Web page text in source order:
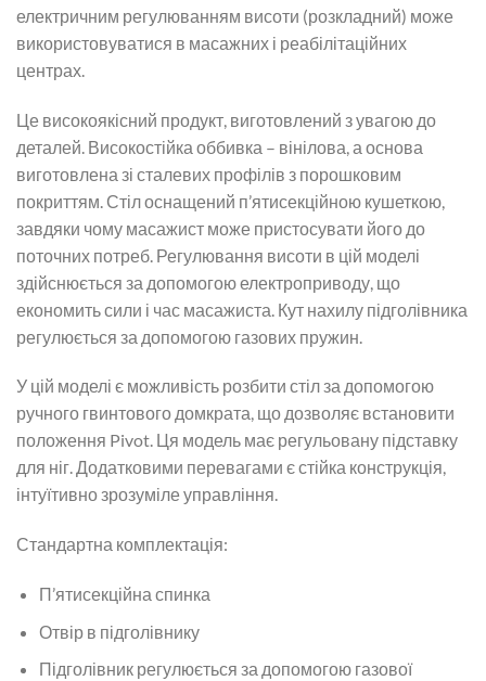
електричним регулюванням висоти (розкладний) може
використовуватися в масажних і реабілітаційних
центрах.
Це високоякісний продукт, виготовлений з увагою до
деталей. Високостійка оббивка – вінілова, а основа
виготовлена зі сталевих профілів з порошковим
покриттям. Стіл оснащений п’ятисекційною кушеткою,
завдяки чому масажист може пристосувати його до
поточних потреб. Регулювання висоти в цій моделі
здійснюється за допомогою електроприводу, що
економить сили і час масажиста. Кут нахилу підголівника
регулюється за допомогою газових пружин.
У цій моделі є можливість розбити стіл за допомогою
ручного гвинтового домкрата, що дозволяє встановити
положення Pivot. Ця модель має регульовану підставку
для ніг. Додатковими перевагами є стійка конструкція,
інтуїтивно зрозуміле управління.
Стандартна комплектація:
П’ятисекційна спинка
Отвір в підголівнику
Підголівник регулюється за допомогою газової